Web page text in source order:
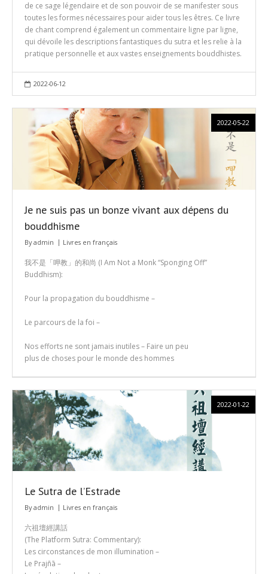
de ce sage légendaire et de son pouvoir de se manifester sous
toutes les formes nécessaires pour aider tous les êtres. Ce livre
de chant comprend également un commentaire ligne par ligne,
qui dévoile les descriptions fantastiques du sutra et les relie à la
pratique personnelle et aux vastes enseignements bouddhistes.
2022-06-12
Je ne suis pas un bonze vivant aux dépens du
bouddhisme
Byadmin Livres en français
我不是「呷教」的和尚 (I Am Not a Monk “Sponging Off”
Buddhism):
Pour la propagation du bouddhisme –
Le parcours de la foi –
Nos efforts ne sont jamais inutiles – Faire un peu
plus de choses pour le monde des hommes
2022-05-22
Le Sutra de l’Estrade
Byadmin Livres en français
六祖壇經講話
(The Platform Sutra: Commentary):
Les circonstances de mon illumination –
Le Prajñā –
2022-01-22